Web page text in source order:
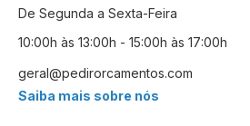
De Segunda a Sexta-Feira
10:00h às 13:00h - 15:00h às 17:00h
geral@pedirorcamentos.com
Saiba mais sobre nós